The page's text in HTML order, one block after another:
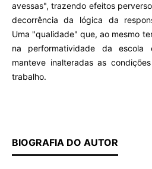
avessas", trazendo efeitos
decorrência da lógica da
Uma "qualidade" que, ao mesmo
na performatividade da escola
manteve inalteradas as
trabalho.
BIOGRAFIA DO AUTOR